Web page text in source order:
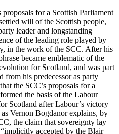
for a Scottish Parliament
will of the Scottish people,
leader and longstanding
of the leading role played by
in the work of the SCC. After his
became emblematic of the
for Scotland, and was part
his predecessor as party
the SCC’s proposals for a
the basis of the Labour
Scotland after Labour’s victory
Vernon Bogdanor explains, by
the claim that sovereignty lay
accepted by the Blair